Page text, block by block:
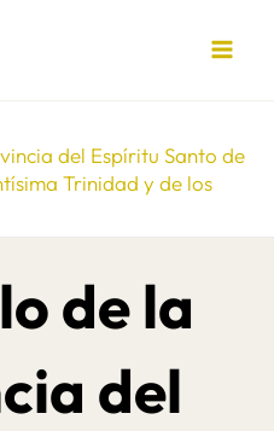
del Espíritu Santo de
Trinidad y de los
de la
del